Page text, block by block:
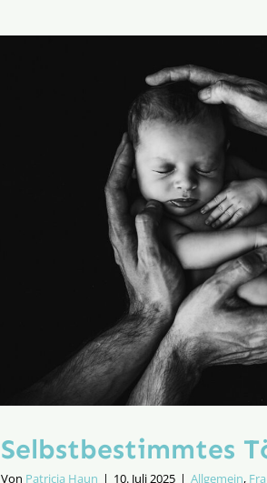
Selbstbestimmtes
Von Patricia Haun | 10. Juli 2025 | Allgemein,